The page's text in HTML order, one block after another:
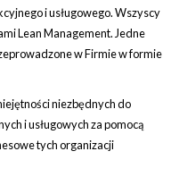
i usługowego. Wszyscy
Lean Management. Jedne
w Firmie w formie
niezbędnych do
i usługowych za pomocą
tych organizacji